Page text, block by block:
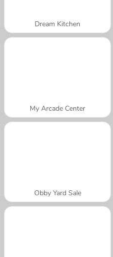
Dream Kitchen
My Arcade Center
Obby Yard Sale